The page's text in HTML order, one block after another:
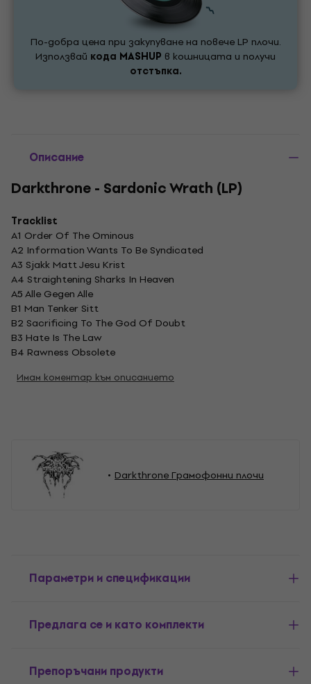
По-добра цена при закупуване на повече LP плочи.
Използвай кода MASHUP в кошницата и получи
отстъпка.
Описание
Darkthrone - Sardonic Wrath (LP)
Tracklist
A1 Order Of The Ominous
A2 Information Wants To Be Syndicated
A3 Sjakk Matt Jesu Krist
A4 Straightening Sharks In Heaven
A5 Alle Gegen Alle
B1 Man Tenker Sitt
B2 Sacrificing To The God Of Doubt
B3 Hate Is The Law
B4 Rawness Obsolete
Имам коментар към описанието
Darkthrone Грамофонни плочи
Параметри и спецификации
Предлага се и като комплекти
Препоръчани продукти